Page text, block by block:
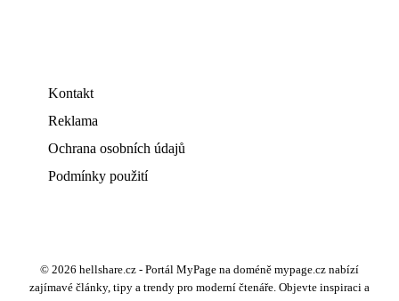
Kontakt
Reklama
Ochrana osobních údajů
Podmínky použití
© 2026 hellshare.cz - Portál MyPage na doméně mypage.cz nabízí
zajímavé články, tipy a trendy pro moderní čtenáře. Objevte inspiraci a